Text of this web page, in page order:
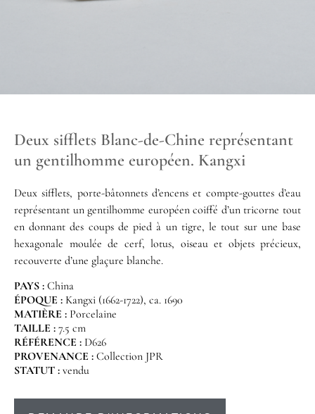
Deux sifflets Blanc-de-Chine représentant
un gentilhomme européen. Kangxi
Deux sifflets, porte-bâtonnets d’encens et compte-gouttes d’eau
représentant un gentilhomme européen coiffé d’un tricorne tout
en donnant des coups de pied à un tigre, le tout sur une base
hexagonale moulée de cerf, lotus, oiseau et objets précieux,
recouverte d’une glaçure blanche.
PAYS : China
ÉPOQUE : Kangxi (1662-1722), ca. 1690
MATIÈRE : Porcelaine
TAILLE : 7.5 cm
RÉFÉRENCE : D626
PROVENANCE : Collection JPR
STATUT : vendu